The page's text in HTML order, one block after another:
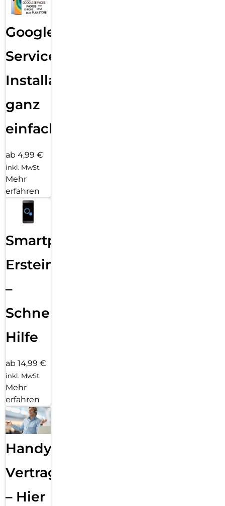
Google
Services
Installation
ganz
einfach
ab 4,99 €
inkl. MwSt.
Mehr
erfahren
Smartphone
Ersteinrichtung
–
Schnelle
Hilfe
ab 14,99 €
inkl. MwSt.
Mehr
erfahren
Handy
Vertragsabwicklung
– Hier